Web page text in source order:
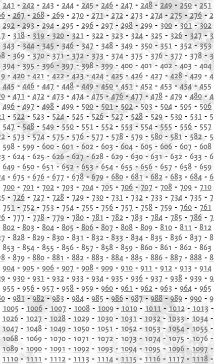
241 - 242 - 243 - 244 - 245- 246 - 247 - 248 - 249 -250 - 251
- 267 - 268- 269- 270- 271- 272- 273 - 274- 275 -276-
292 - 293- 294 - 295 - 296 - 297 - 298 -299 - 300 -301 -302
- 318- 319-320- 321 - 322- 323 - 324- 325 - 326- 327-
343- 344- 345 - 346 - 347 - 348 - 349 - 350 - 351 - 352-353
- 369-370- 371-372- 373 - 374- 375 - 376- 377 - 378-
394 - 395 -396 - 397-398- 399 - 400 - 401 - 402 -403 - 404
- 420- 421 -422-423-424-425 - 426- 427 -428-429-
445 - 446 - 447 - 448- 449-450-451 - 452 - 453 - 454-455
- 471 - 472- 473 - 474- 475-476-477 -478- 479- 480-
496 - 497 - 498 - 499 - 500 - 501- 502- 503 - 504 - 505 - 506
- 522- 523 - 524- 525 -526- 527- 528-529- 530- 531 -
547 -548 - 549 - 550 - 551 - 552 - 553- 554 -555 - 556 - 557
- 573-574- 575- 576- 577 - 578- 579- 580-581 - 582-
598 - 599 - 600 - 601 - 602 - 603 - 604 - 605 - 606 - 607 - 608
- 624- 625- 626-627 - 628- 629- 630- 631 - 632- 633 -
649 - 650 - 651 -652 -653 -654 - 655 - 656 - 657 - 658 - 659
- 675 - 676- 677 - 678- 679- 680- 681 - 682- 683 - 684-
700 - 701 - 702 - 703 - 704 - 705 - 706-707 - 708 - 709 - 710
- 726- 727 - 728- 729- 730- 731 - 732- 733 - 734- 735 -
751 - 752 - 753 - 754 - 755 - 756 - 757 - 758 - 759 - 760 - 761
- 777 - 778- 779- 780- 781 - 782- 783 - 784- 785 - 786-
802 - 803 - 804 - 805 - 806 - 807 - 808 - 809 - 810 - 811 - 812
- 828- 829- 830- 831 - 832- 833 - 834- 835 - 836- 837 -
853 - 854 - 855 - 856 - 857 - 858 - 859 - 860 - 861 - 862 - 863
- 879- 880- 881 - 882- 883 - 884- 885 - 886- 887 - 888-
904 - 905 - 906 - 907 - 908 - 909 - 910 - 911 - 912 - 913 - 914
- 930- 931 - 932- 933 - 934- 935 - 936- 937 - 938- 939-
955 - 956 - 957 - 958 - 959 - 960 - 961 - 962 - 963 - 964 - 965
- 981-982-983 - 984- 985 -986-987-988-989- 990-
1005 - 1006- 1007 - 1008- 1009- 1010- 1011 -1012- 1013
1026 - 1027 - 1028 - 1029 - 1030 - 1031 - 1032 - 1033- 1034 -
1047 - 1048 - 1049 - 1050 - 1051 - 1052 - 1053-1054 - 1055 -
1068 - 1069 - 1070 - 1071 - 1072 - 1073 - 1074 - 1075 -1076 -
1089 - 1090 - 1091 - 1092 - 1093 - 1094 - 1095 - 1096 -1097 -
1110 - 1111 - 1112 - 1113 - 1114 - 1115 - 1116 - 1117 - 1118